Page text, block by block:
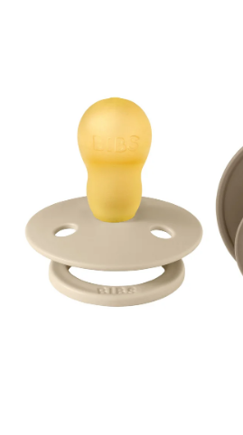
DARČEKOVÉ BOXY
DARČEKOVÉ BOXY
O nás Všeobecné obchodné
Reklamačný poriadok
Podmienky ochrany osobných údajov a
Formulár na odstúpenie od zmluvy